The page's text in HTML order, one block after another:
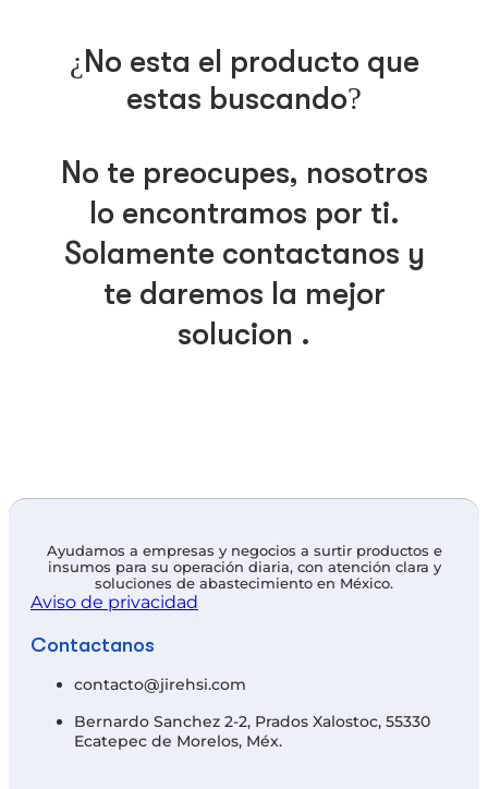
¿No esta el producto que
estas buscando?
No te preocupes, nosotros
lo encontramos por ti.
Solamente contáctanos y
te daremos la mejor
solución .
Ayudamos a empresas y negocios a surtir productos e
insumos para su operación diaria, con atención clara y
soluciones de abastecimiento en México.
Aviso de privacidad
Contáctanos
contacto@jirehsi.com
Bernardo Sanchez 2-2, Prados Xalostoc, 55330
Ecatepec de Morelos, Méx.